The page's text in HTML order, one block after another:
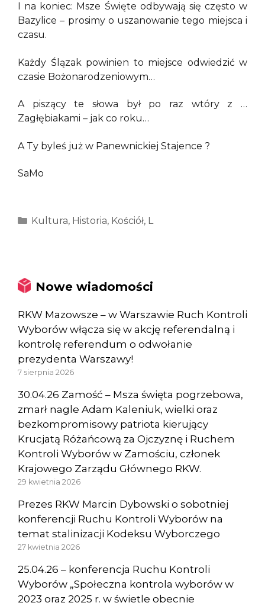
I na koniec: Msze Święte odbywają się często w
Bazylice – prosimy o uszanowanie tego miejsca i
czasu.
Każdy Ślązak powinien to miejsce odwiedzić w
czasie Bożonarodzeniowym…
A piszący te słowa był po raz wtóry z …
Zagłębiakami – jak co roku…
A Ty byleś już w Panewnickiej Stajence ?
SaMo
Kategorie
Kultura, Historia, Kościół, L
Nowe wiadomości
RKW Mazowsze – w Warszawie Ruch Kontroli
Wyborów włącza się w akcję referendalną i
kontrolę referendum o odwołanie
prezydenta Warszawy!
7 sierpnia 2026
30.04.26 Zamość – Msza święta pogrzebowa,
zmarł nagle Adam Kaleniuk, wielki oraz
bezkompromisowy patriota kierujący
Krucjatą Różańcową za Ojczyznę i Ruchem
Kontroli Wyborów w Zamościu, członek
Krajowego Zarządu Głównego RKW.
29 kwietnia 2026
Prezes RKW Marcin Dybowski o sobotniej
konferencji Ruchu Kontroli Wyborów na
temat stalinizacji Kodeksu Wyborczego
27 kwietnia 2026
25.04.26 – konferencja Ruchu Kontroli
Wyborów „Społeczna kontrola wyborów w
2023 oraz 2025 r. w świetle obecnie